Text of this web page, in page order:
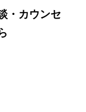
・カウンセ